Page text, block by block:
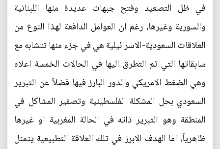
في ظل التصعيد وفتح جبهات عديدة منها اللبنانية
والسورية وغيرها، رغم ان العوامل الدافعة لهذا النوع من
العلاقات السعودية-الاسرائيلية هي في جزء منها تتشابه مع
سابقاتها التي تم التطرق اليها في الحالات الخمسة اعلاه
وهي الضغط الامريكي والدور البارز فيها فضلاً عن التبرير
السعودي بحل المشكلة الفلسطينية وتصفير المشاكل في
المنطقة وهو التبرير ذاته في الحالة المغربية او غيرها
ظاهرياً، اما الهدف الابرز في تلك العلاقة التطبيعية يتمثل